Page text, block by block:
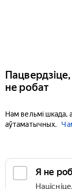
не робат
Нам вельмі шкада,
аўтаматычных.
Я не